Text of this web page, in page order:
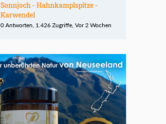
Sonnjoch - Hahnkamplspitze -
Karwendel
0 Antworten, 1.426 Zugriffe, Vor 2 Wochen